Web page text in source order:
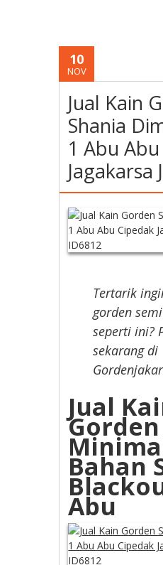
10
NOV
Jual Kain
Shania
1 Abu
Jagakarsa
Tertarik
gorden
seperti ini?
sekarang di
Jual
Gorden
Bahan
Abu